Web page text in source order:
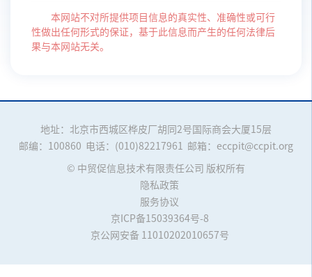
本网站不对所提供项目信息的真实性、准确性或可行
性做出任何形式的保证，基于此信息而产生的任何法律后
果与本网站无关。
地址：北京市西城区桦皮厂胡同2号国际商会大厦15层
邮编：100860
电话：(010)82217961 邮箱：eccpit@ccpit.org
© 中贸促信息技术有限责任公司 版权所有
隐私政策
服务协议
京ICP备15039364号-8
京公网安备 11010202010657号